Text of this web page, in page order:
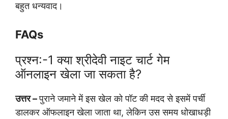
बहुत धन्यवाद।
FAQs
प्रश्न:-1 क्या श्रीदेवी नाइट चार्ट गेम
ऑनलाइन खेला जा सकता है?
उत्तर –पुराने जमाने में इस खेल को पॉट की मदद से इसमें पर्ची
डालकर ऑफलाइन खेला जाता था, लेकिन उस समय धोखाधड़ी